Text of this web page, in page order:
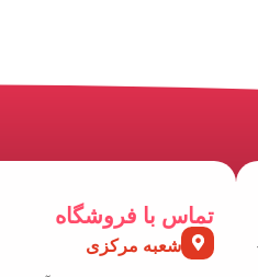
تماس با فروشگاه
شعبه مرکزی